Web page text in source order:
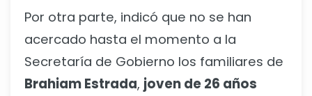
Por otra parte, indicó que no se han
acercado hasta el momento a la
Secretaría de Gobierno los familiares de
Brahiam Estrada, joven de 26 años